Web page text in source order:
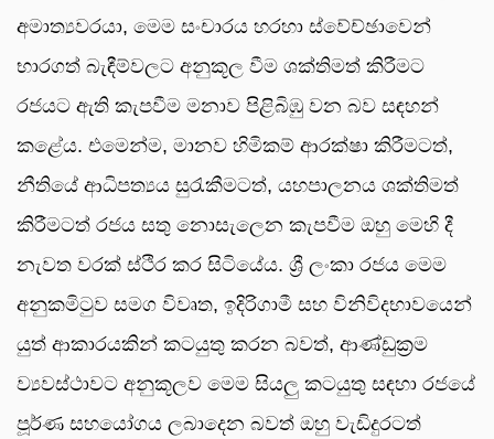
අමාත්‍යවරයා, මෙම සංචාරය හරහා ස්වේච්ඡාවෙන්
භාරගත් බැඳීම්වලට අනුකූල වීම ශක්තිමත් කිරීමට
රජයට ඇති කැපවීම මනාව පිළිබිඹු වන බව සඳහන්
කළේය. එමෙන්ම, මානව හිමිකම් ආරක්ෂා කිරීමටත්,
නීතියේ ආධිපත්‍යය සුරැකීමටත්, යහපාලනය ශක්තිමත්
කිරීමටත් රජය සතු නොසැලෙන කැපවීම ඔහු මෙහි දී
නැවත වරක් ස්ථිර කර සිටියේය. ශ්‍රී ලංකා රජය මෙම
අනුකමිටුව සමග විවෘත, ඉදිරිගාමී සහ විනිවිදභාවයෙන්
යුත් ආකාරයකින් කටයුතු කරන බවත්, ආණ්ඩුක්‍රම
ව්‍යවස්ථාවට අනුකූලව මෙම සියලු කටයුතු සඳහා රජයේ
පූර්ණ සහයෝගය ලබාදෙන බවත් ඔහු වැඩිදුරටත්